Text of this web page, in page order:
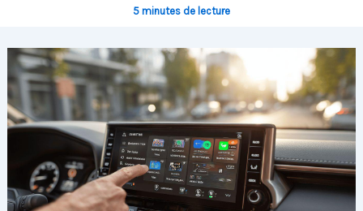
5 minutes de lecture